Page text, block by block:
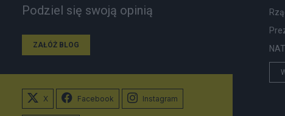
Podziel się swoją opinią
ZAŁÓŻ BLOG
X Facebook Instagram